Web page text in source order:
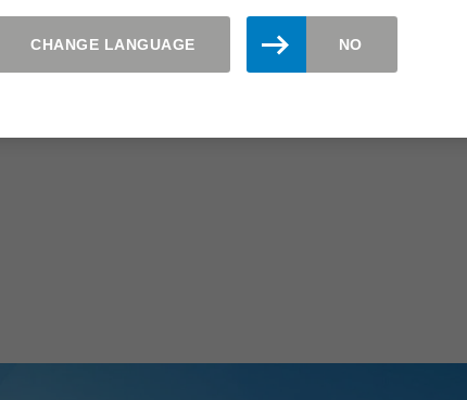
Höhere Vorschübe möglich
CHANGE LANGUAGE NO